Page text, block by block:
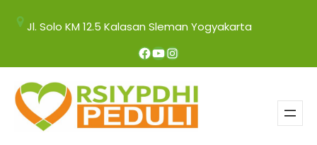
Jl. Solo KM 12.5 Kalasan Sleman Yogyakarta